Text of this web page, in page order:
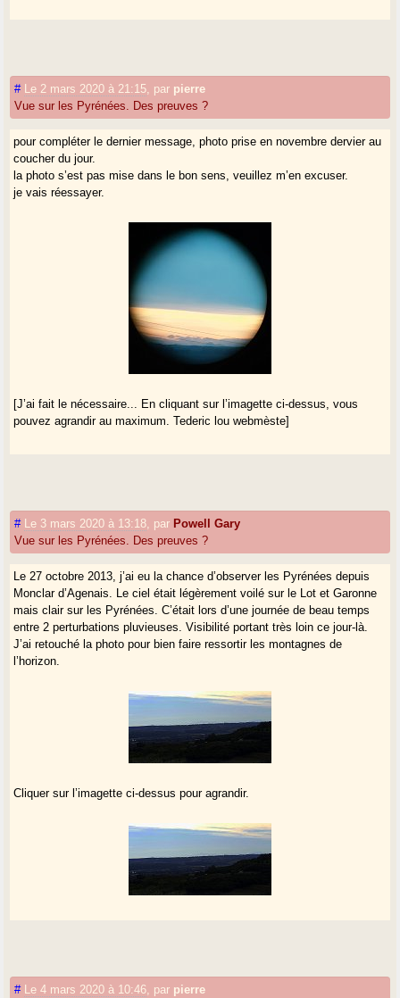
# Le 2 mars 2020 à 21:15 par pierre
Vue sur les Pyrénées. Des preuves ?
pour compléter le dernier message, photo prise en novembre dervier au
coucher du jour.
la photo s’est pas mise dans le bon sens, veuillez m’en excuser.
je vais réessayer.
[J’ai fait le nécessaire... En cliquant sur l’imagette ci-dessus, vous
pouvez agrandir au maximum. Tederic lou webmèste]
# Le 3 mars 2020 à 13:18 par Powell Gary
Vue sur les Pyrénées. Des preuves ?
Le 27 octobre 2013, j’ai eu la chance d’observer les Pyrénées depuis
Monclar d’Agenais. Le ciel était légèrement voilé sur le Lot et Garonne
mais clair sur les Pyrénées. C’était lors d’une journée de beau temps
entre 2 perturbations pluvieuses. Visibilité portant très loin ce jour-là.
J’ai retouché la photo pour bien faire ressortir les montagnes de
l’horizon.
Cliquer sur l’imagette ci-dessus pour agrandir.
# Le 4 mars 2020 à 10:46 par pierre